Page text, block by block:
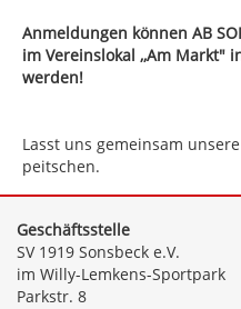
Anmeldungen können AB
im Vereinslokal ,,Am Markt"
werden!
Lasst uns gemeinsam
peitschen.
Geschäftsstelle
SV 1919 Sonsbeck e.V.
im Willy-Lemkens-Sportpark
Parkstr. 8